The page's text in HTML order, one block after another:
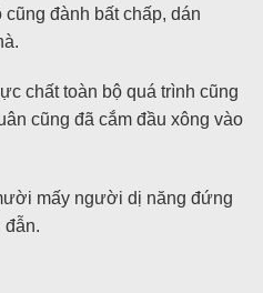
đành bất chấp, dán
chất toàn bộ quá trình cũng
cũng đã cắm đầu xông vào
mấy người dị năng đứng
đẫn.